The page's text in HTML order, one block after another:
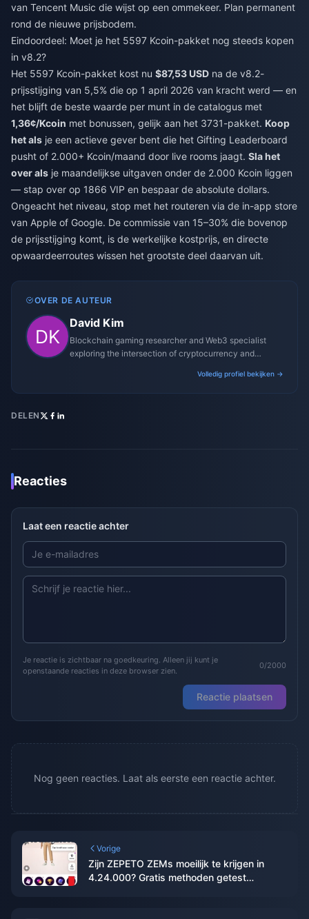
van Tencent Music die wijst op een ommekeer. Plan permanent
rond de nieuwe prijsbodem.
Eindoordeel: Moet je het 5597 Kcoin-pakket nog steeds kopen
in v8.2?
Het 5597 Kcoin-pakket kost nu $87,53 USD na de v8.2-
prijsstijging van 5,5% die op 1 april 2026 van kracht werd — en
het blijft de beste waarde per munt in de catalogus met
1,36¢/Kcoin met bonussen, gelijk aan het 3731-pakket. Koop
het als je een actieve gever bent die het Gifting Leaderboard
pusht of 2.000+ Kcoin/maand door live rooms jaagt. Sla het
over als je maandelijkse uitgaven onder de 2.000 Kcoin liggen
— stap over op 1866 VIP en bespaar de absolute dollars.
Ongeacht het niveau, stop met het routeren via de in-app store
van Apple of Google. De commissie van 15–30% die bovenop
de prijsstijging komt, is de werkelijke kostprijs, en directe
opwaardeerroutes wissen het grootste deel daarvan uit.
OVER DE AUTEUR
David Kim
Blockchain gaming researcher and Web3 specialist
exploring the intersection of cryptocurrency and
Volledig profiel bekijken →
DELEN
Reacties
Laat een reactie achter
Je reactie is zichtbaar na goedkeuring. Alleen jij kunt je
openstaande reacties in deze browser zien.
0/2000
Reactie plaatsen
Nog geen reacties. Laat als eerste een reactie achter.
Vorige
Zijn ZEPETO ZEMs moeilijk te krijgen in
4.24.000? Gratis methoden getest